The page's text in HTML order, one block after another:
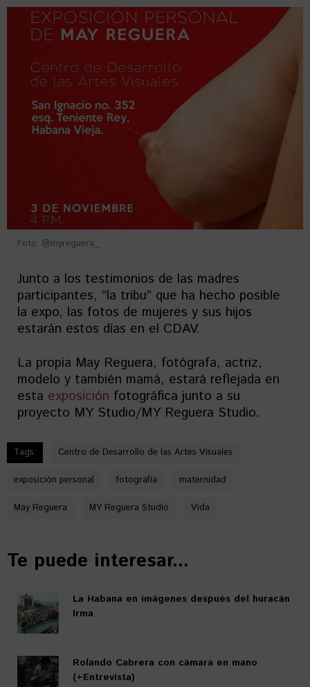
Foto: @myreguera_
Junto a los testimonios de las madres
participantes, “la tribu” que ha hecho posible
la expo, las fotos de mujeres y sus hijos
estarán estos días en el CDAV.
La propia May Reguera, fotógrafa, actriz,
modelo y también mamá, estará reflejada en
esta exposición fotográfica junto a su
proyecto MY Studio/MY Reguera Studio.
Tags: Centro de Desarrollo de las Artes Visuales
exposición personal fotografía maternidad
May Reguera MY Reguera Studio Vida
Te puede interesar...
La Habana en imágenes después del huracán
Irma
Rolando Cabrera con cámara en mano
(+Entrevista)